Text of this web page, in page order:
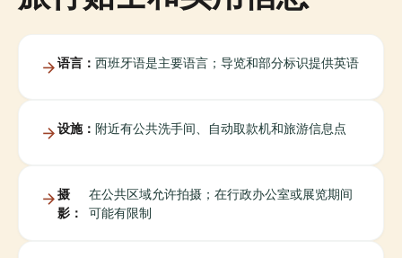
语言： 西班牙语是主要语言；导览和部分标识提供英语
设施： 附近有公共洗手间、自动取款机和旅游信息点
摄
影：
在公共区域允许拍摄；在行政办公室或展览期间
可能有限制